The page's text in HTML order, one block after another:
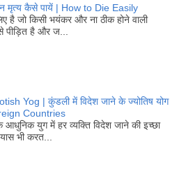
मृत्य कैसे पायें | How to Die Easily
है जो किसी भयंकर और ना ठीक होने वाली
पीड़ित है और ज...
Yog | कुंडली में विदेश जाने के ज्योतिष योग
Countries
युग में हर व्यक्ति विदेश जाने की इच्छा
भी करत...